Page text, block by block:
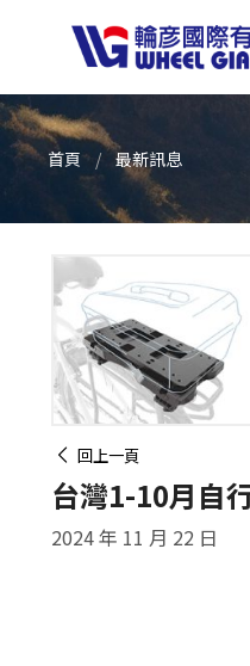
首頁 最新訊息
回上一頁
台灣1-10月自
2024 年 11 月 22 日